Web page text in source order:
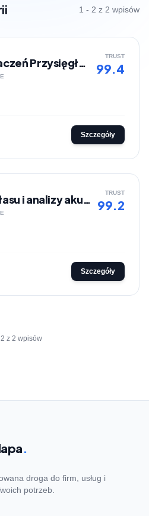
1 - 2 z 2 wpisów
Biuro Tłumaczeń Przysięgłych ALBA TRUST
99.4
Szczegóły
Pomiary hałasu i analizy akustyczne | Eko-Akustyka TRUST
99.2
Szczegóły
2 z 2 wpisów
.
droga do firm, usług i
potrzeb.